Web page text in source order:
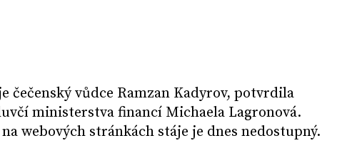
čečenský vůdce Ramzan Kadyrov, potvrdila
ministerstva financí Michaela Lagronová.
webových stránkách stáje je dnes nedostupný.